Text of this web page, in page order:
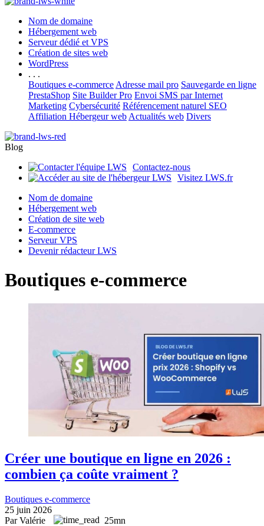
Nom de domaine
Hébergement web
Serveur dédié et VPS
Création de sites web
WordPress
. . .
Boutiques e-commerce Adresse mail pro Sauvegarde en ligne
PrestaShop Site Builder Pro Envoi SMS par Internet
Marketing Cybersécurité Référencement naturel SEO
Affiliation Hébergeur web Actualités web Divers
Blog
Contactez-nous
Visitez LWS.fr
Nom de domaine
Hébergement web
Création de site web
E-commerce
Serveur VPS
Devenir rédacteur LWS
Boutiques e-commerce
Créer une boutique en ligne en 2026 :
combien ça coûte vraiment ?
Boutiques e-commerce
25 juin 2026
Par Valérie
25mn